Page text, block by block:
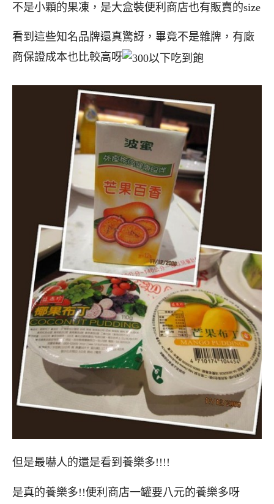
不是小顆的果凍，是大盒裝便利商店也有販賣的size
看到這些知名品牌還真驚訝，畢竟不是雜牌，有廠
商保證成本也比較高呀
但是最嚇人的還是看到養樂多!!!!
是真的養樂多!!便利商店一罐要八元的養樂多呀